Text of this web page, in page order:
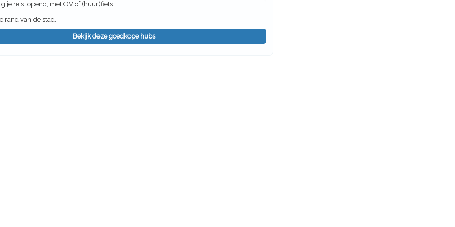
je reis lopend, met OV of (huur)fiets
rand van de stad.
Bekijk deze goedkope hubs